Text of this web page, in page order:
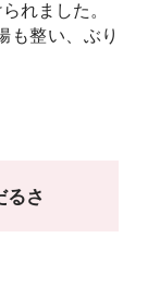
れました。
も整い、ぶり
さ